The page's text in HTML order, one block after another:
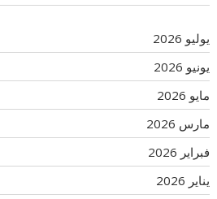
يوليو 2026
يونيو 2026
مايو 2026
مارس 2026
فبراير 2026
يناير 2026